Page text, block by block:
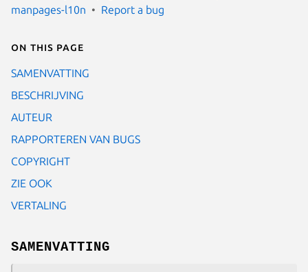
manpages-l10n
Report a bug
On this page
SAMENVATTING
BESCHRIJVING
AUTEUR
RAPPORTEREN VAN BUGS
COPYRIGHT
ZIE OOK
VERTALING
SAMENVATTING